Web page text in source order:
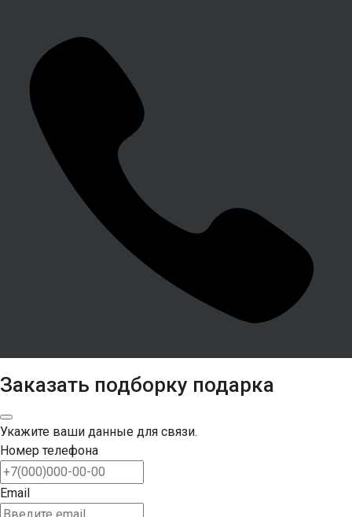
Заказать подборку подарка
Укажите ваши данные для связи.
Номер телефона
Email